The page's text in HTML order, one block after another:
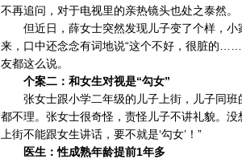
不再追问，对于电视里的亲热镜头也处之泰然。
但近日，薛女士突然发现儿子变了个样，小
来，口中还念念有词地说“这个不好，很脏的
友都这么说。
个案二：和女生对视是“勾女”
张女士跟小学二年级的儿子上街，儿子同班
都不理。张女士很奇怪，责怪儿子不讲礼貌。没
上街不能跟女生讲话，要不就是‘勾女’！”
医生：性成熟年龄提前1年多